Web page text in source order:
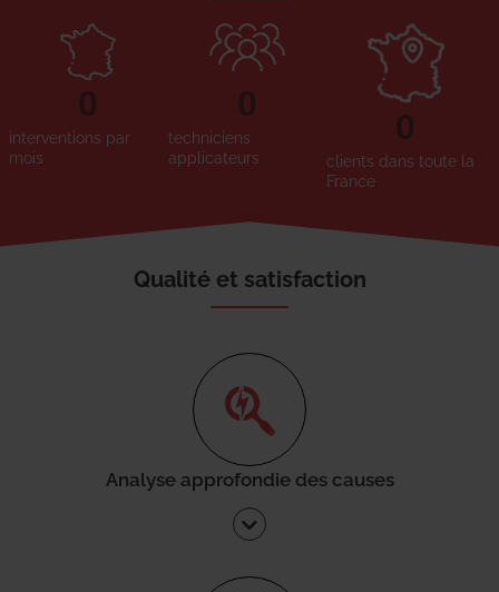
interventions par
mois
0
techniciens
applicateurs
0
clients dans toute la
France
0
Qualité et satisfaction
Analyse approfondie des causes